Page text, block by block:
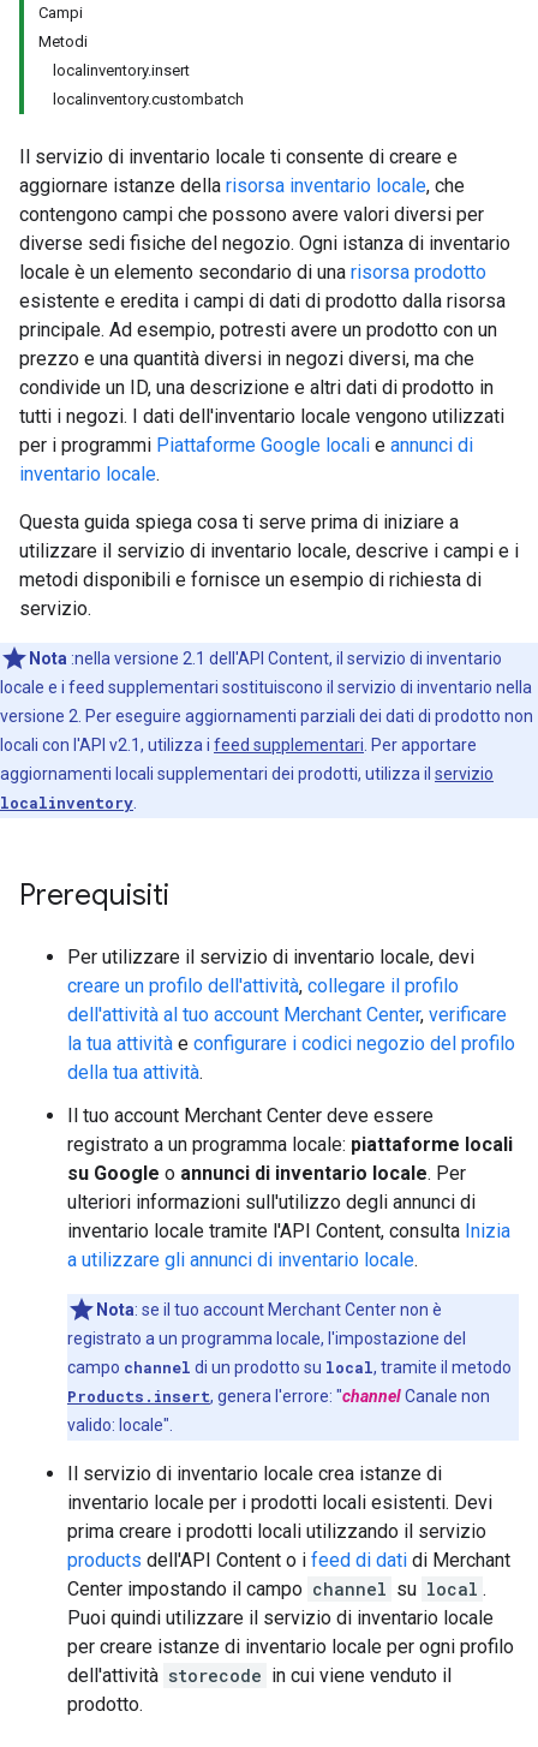
Campi
Metodi
localinventory.insert
localinventory.custombatch
Il servizio di inventario locale ti consente di creare e
aggiornare istanze della risorsa inventario locale, che
contengono campi che possono avere valori diversi per
diverse sedi fisiche del negozio. Ogni istanza di inventario
locale è un elemento secondario di una risorsa prodotto
esistente e eredita i campi di dati di prodotto dalla risorsa
principale. Ad esempio, potresti avere un prodotto con un
prezzo e una quantità diversi in negozi diversi, ma che
condivide un ID, una descrizione e altri dati di prodotto in
tutti i negozi. I dati dell'inventario locale vengono utilizzati
per i programmi Piattaforme Google locali e annunci di
inventario locale.
Questa guida spiega cosa ti serve prima di iniziare a
utilizzare il servizio di inventario locale, descrive i campi e i
metodi disponibili e fornisce un esempio di richiesta di
servizio.
Nota :nella versione 2.1 dell'API Content, il servizio di inventario
locale e i feed supplementari sostituiscono il servizio di inventario nella
versione 2. Per eseguire aggiornamenti parziali dei dati di prodotto non
locali con l'API v2.1, utilizza i feed supplementari . Per apportare
aggiornamenti locali supplementari dei prodotti, utilizza il servizio
localinventory
Prerequisiti
Per utilizzare il servizio di inventario locale, devi
creare un profilo dell'attività, collegare il profilo
dell'attività al tuo account Merchant Center, verificare
la tua attività e configurare i codici negozio del profilo
della tua attività.
Il tuo account Merchant Center deve essere
registrato a un programma locale: piattaforme locali
su Google o annunci di inventario locale. Per
ulteriori informazioni sull'utilizzo degli annunci di
inventario locale tramite l'API Content, consulta Inizia
a utilizzare gli annunci di inventario locale.
Nota: se il tuo account Merchant Center non è
registrato a un programma locale, l'impostazione del
campo channel di un prodotto su local, tramite il metodo
Products.insert, genera l'errore: "channelCanale non
valido: locale".
Il servizio di inventario locale crea istanze di
inventario locale per i prodotti locali esistenti. Devi
prima creare i prodotti locali utilizzando il servizio
products dell'API Content o i feed di dati di Merchant
Center impostando il campo channel su local .
Puoi quindi utilizzare il servizio di inventario locale
per creare istanze di inventario locale per ogni profilo
dell'attività storecode in cui viene venduto il
prodotto.